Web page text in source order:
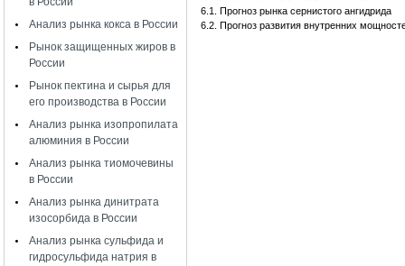
Анализ рынка кокса в России
Рынок защищенных жиров в
России
Рынок пектина и сырья для
его производства в России
Анализ рынка изопропилата
алюминия в России
Анализ рынка тиомочевины
в России
Анализ рынка динитрата
изосорбида в России
Анализ рынка сульфида и
гидросульфида натрия в
6.1. Прогноз рынка сернистого ангидрида
6.2. Прогноз развития внутренних